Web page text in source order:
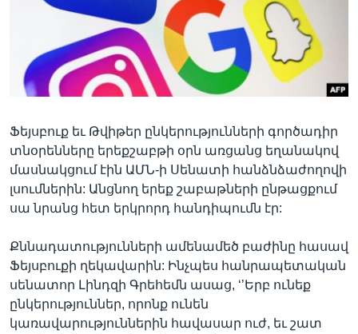
Լեզուներ
Ֆեյսբուք եւ Թվիթեր ընկերությունների գործադիր
տնօրենները երեքշաբթի օրն առցանց եղանակով
մասնակցում էին ԱՄՆ-ի Սենատի հանձնձաժողովի
լսումներին: Անցնող երեք շաբաթների ընթացքում
սա նրանց հետ երկրորդ հանդիպումն էր:
Քննադատությունների ամենամեծ բաժինը հասավ
Ֆեյսբուքի ղեկավարին: Ինչպես հանրապետական
սենատոր Լինդզի Գրեհեմն ասաց, ‘’Երբ ունեք
ընկերություններ, որոնք ունեն
կառավարություններին հավասար ուժ, եւ շատ